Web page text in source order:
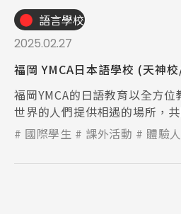
語言學校
2025.02.27
福岡 YMCA日本語學校 (天神
福岡YMCA的日語教育以全方
世界的人們提供相遇的場所，
種需要，因此福岡YMCA提供高
國際學生 課外活動 體驗